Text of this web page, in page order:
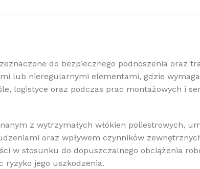
do bezpiecznego podnoszenia oraz
lub nieregularnymi elementami, gdzie
logistyce oraz podczas prac montażowych i
z wytrzymałych włókien poliestrowych,
oraz wpływem czynników
w stosunku do dopuszczalnego obciążenia
ryzyko jego uszkodzenia.